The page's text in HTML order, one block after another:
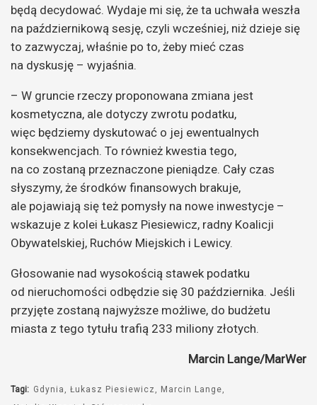
będą decydować. Wydaje mi się, że ta uchwała weszła
na październikową sesję, czyli wcześniej, niż dzieje się
to zazwyczaj, właśnie po to, żeby mieć czas
na dyskusję – wyjaśnia.
– W gruncie rzeczy proponowana zmiana jest
kosmetyczna, ale dotyczy zwrotu podatku,
więc będziemy dyskutować o jej ewentualnych
konsekwencjach. To również kwestia tego,
na co zostaną przeznaczone pieniądze. Cały czas
słyszymy, że środków finansowych brakuje,
ale pojawiają się też pomysły na nowe inwestycje –
wskazuje z kolei Łukasz Piesiewicz, radny Koalicji
Obywatelskiej, Ruchów Miejskich i Lewicy.
Głosowanie nad wysokością stawek podatku
od nieruchomości odbędzie się 30 października. Jeśli
przyjęte zostaną najwyższe możliwe, do budżetu
miasta z tego tytułu trafią 233 miliony złotych.
Marcin Lange/MarWer
Tagi: Gdynia Łukasz Piesiewicz
Marcin Lange